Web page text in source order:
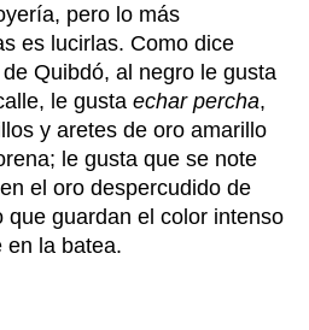
pero lo más
es lucirlas. Como dice
Quibdó, al negro le gusta
le gusta echar percha,
y aretes de oro amarillo
le gusta que se note
el oro despercudido de
que guardan el color intenso
en la batea.